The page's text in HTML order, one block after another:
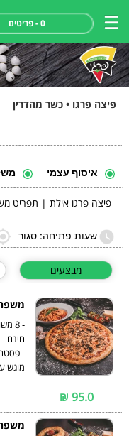
0 - פריטים
פיצה פרגו • כשר מהדרין
איסוף עצמי
פיצה פרגו אילת | תפריט
שעות פתיחה: סגור
מבצעים
- 8
מוגש
95.0 ₪